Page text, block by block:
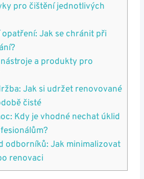
pro čištění jednotlivých
Jak se chránit při
a produkty pro
Jak si udržet renovované
čisté
Kdy je vhodné nechat úklid
odborníků: Jak minimalizovat
renovaci